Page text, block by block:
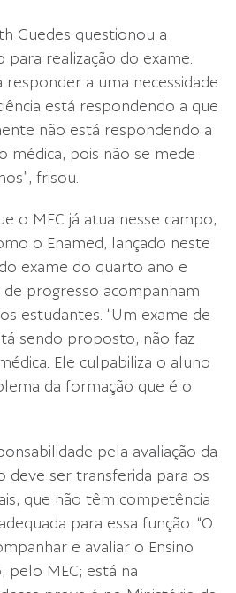
Guedes questionou a
para realização do exame.
responder a uma necessidade.
está respondendo a que
não está respondendo a
médica, pois não se mede
frisou.
o MEC já atua nesse campo,
o Enamed, lançado neste
exame do quarto ano e
progresso acompanham
estudantes. “Um exame de
sendo proposto, não faz
Ele culpabiliza o aluno
da formação que é o
pela avaliação da
deve ser transferida para os
que não têm competência
para essa função. “O
e avaliar o Ensino
pelo MEC; está na